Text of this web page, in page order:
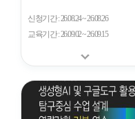
신청기간 26.08.24 ~ 26.08.26
교육기간 26.09.02 ~ 26.09.15